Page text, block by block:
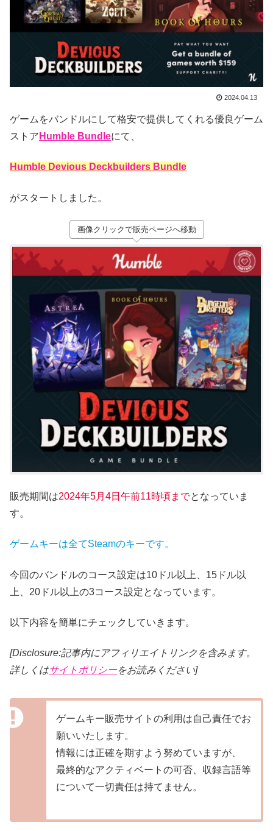
2024.04.13
ゲームをバンドルにして格安で提供してくれる優良ゲーム
ストア Humble Bundleにて、
Humble Devious Deckbuilders Bundle
がスタートしました。
画像クリックで販売ページへ移動
販売期間は2024年5月4日午前11時頃までとなっていま
す。
ゲームキーは全てSteamのキーです。
今回のバンドルのコース設定は10ドル以上、15ドル以
上、20ドル以上の3コース設定となっています。
以下内容を簡単にチェックしていきます。
[Disclosure:記事内にアフィリエイトリンクを含みます。
詳しくはサイトポリシーをお読みください]
ゲームキー販売サイトの利用は自己責任でお
願いいたします。
情報には正確を期すよう努めていますが、
最終的なアクティベートの可否、収録言語等
について一切責任は持てません。